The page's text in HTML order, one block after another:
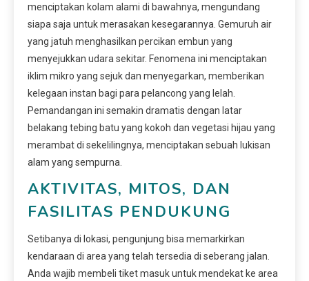
menciptakan kolam alami di bawahnya, mengundang
siapa saja untuk merasakan kesegarannya. Gemuruh air
yang jatuh menghasilkan percikan embun yang
menyejukkan udara sekitar. Fenomena ini menciptakan
iklim mikro yang sejuk dan menyegarkan, memberikan
kelegaan instan bagi para pelancong yang lelah.
Pemandangan ini semakin dramatis dengan latar
belakang tebing batu yang kokoh dan vegetasi hijau yang
merambat di sekelilingnya, menciptakan sebuah lukisan
alam yang sempurna.
AKTIVITAS, MITOS, DAN
FASILITAS PENDUKUNG
Setibanya di lokasi, pengunjung bisa memarkirkan
kendaraan di area yang telah tersedia di seberang jalan.
Anda wajib membeli tiket masuk untuk mendekat ke area